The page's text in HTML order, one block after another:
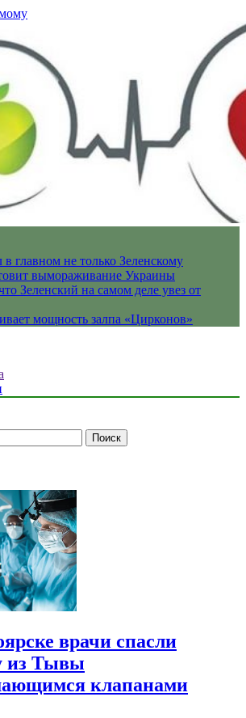
в главном не только Зеленскому
вымораживание Украины
Зеленский на самом деле увез от
мощность залпа «Цирконов»
врачи спасли
из Тывы
клапанами